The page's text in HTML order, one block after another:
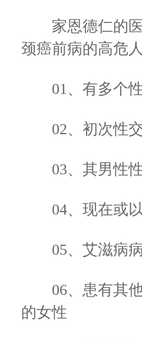
家恩德仁的医
颈癌前病的高危
01、有多个性
02、初次性交
03、其男性性
04、现在或以
05、艾滋病病
06、患有其他
的女性